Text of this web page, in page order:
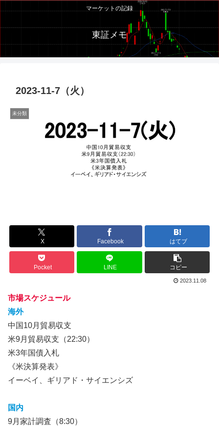
マーケットの記録
東証メモ
2023-11-7（火）
未分類
X Facebook はてブ
Pocket LINE コピー
2023.11.08
市場スケジュール
海外
中国10月貿易収支
米9月貿易収支（22:30）
米3年国債入札
《米決算発表》
イーベイ、ギリアド・サイエンシズ
国内
9月家計調査（8:30）